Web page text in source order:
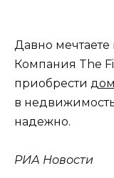
Давно
Компания The
приобрести
в
надежно.
РИА Новости